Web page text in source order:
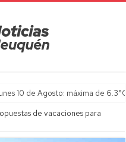
10 de Agosto: máxima de
de vacaciones para